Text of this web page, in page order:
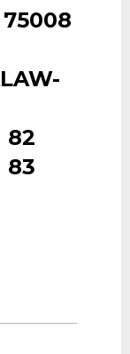
75008
82
83